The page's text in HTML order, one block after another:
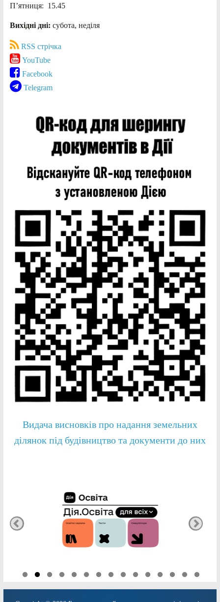
П’ятниця: 15.45
Вихідні дні: субота, неділя
RSS стрічка
YouTube
Facebook
Telegram
Видача висновків про надання земельних
ділянок під будівництво та документи до них